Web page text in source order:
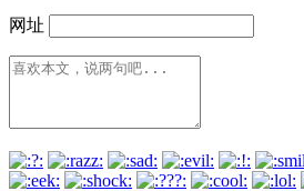
网址